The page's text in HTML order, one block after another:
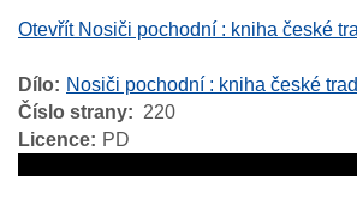
Otevřít Nosiči pochodní : kniha české
Dílo
Nosiči pochodní : kniha české
Číslo strany
220
Licence
PD